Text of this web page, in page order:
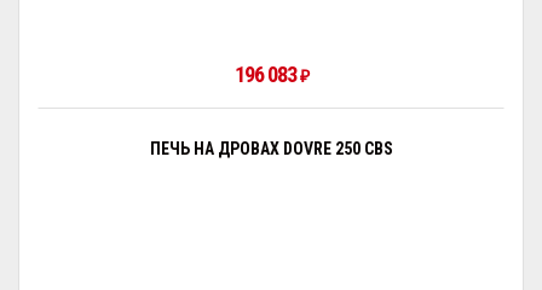
196 083₽
ПЕЧЬ НА ДРОВАХ DOVRE 250 CBS